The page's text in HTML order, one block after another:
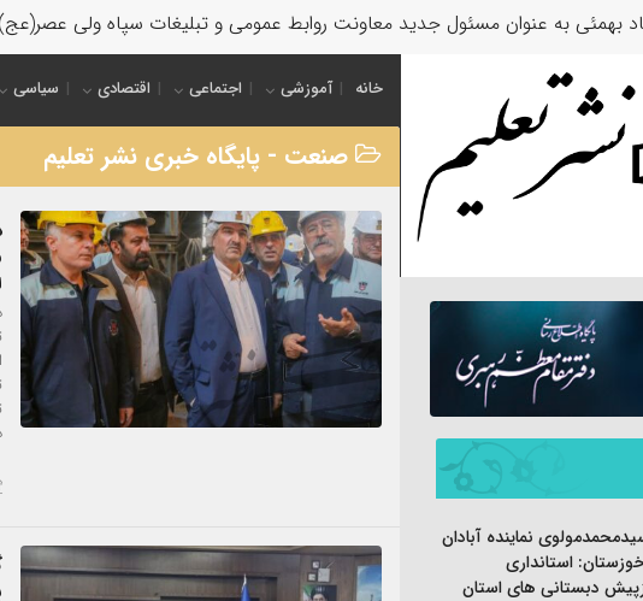
به عنوان مسئول جدید معاونت روابط عمومی و تبلیغات سپاه ولی
خانه آموزشی اجتماعی اقتصادی سیاسی
صنعت - پایگاه خبری نشر تعلیم
نماینده آبادان
خوزستان: استانداری
دبستانی های استان